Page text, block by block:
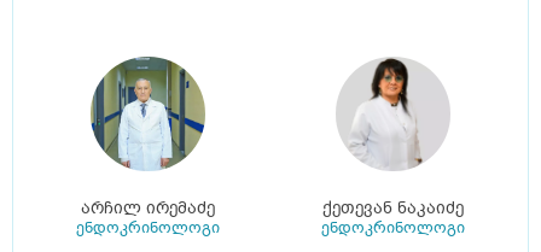
არჩილ ირემაძე
ენდოკრინოლოგი
ქეთევან ნაკაიძე
ენდოკრინოლოგი